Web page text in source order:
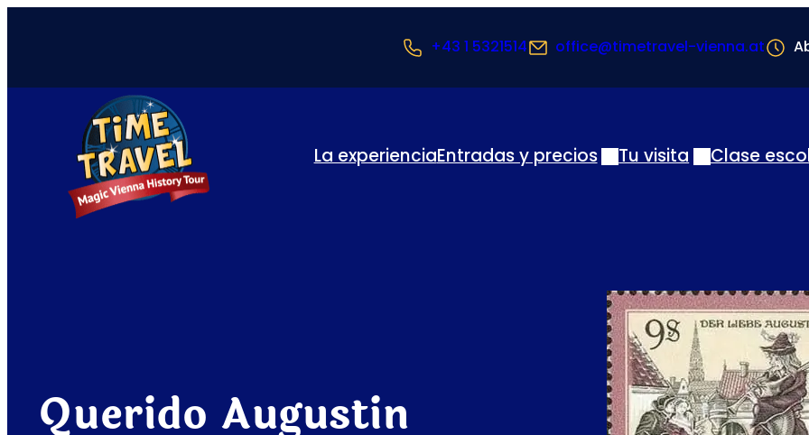
+43 1 5321514 office@timetravel-vienna.at
La experienciaEntradas y precios Tu visita Clase
Querido Augustin